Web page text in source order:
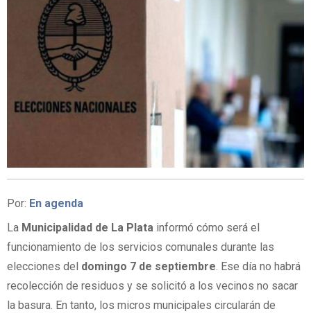
Por: En agenda
La Municipalidad de La Plata informó cómo será el
funcionamiento de los servicios comunales durante las
elecciones del domingo 7 de septiembre. Ese día no habrá
recolección de residuos y se solicitó a los vecinos no sacar
la basura. En tanto, los micros municipales circularán de